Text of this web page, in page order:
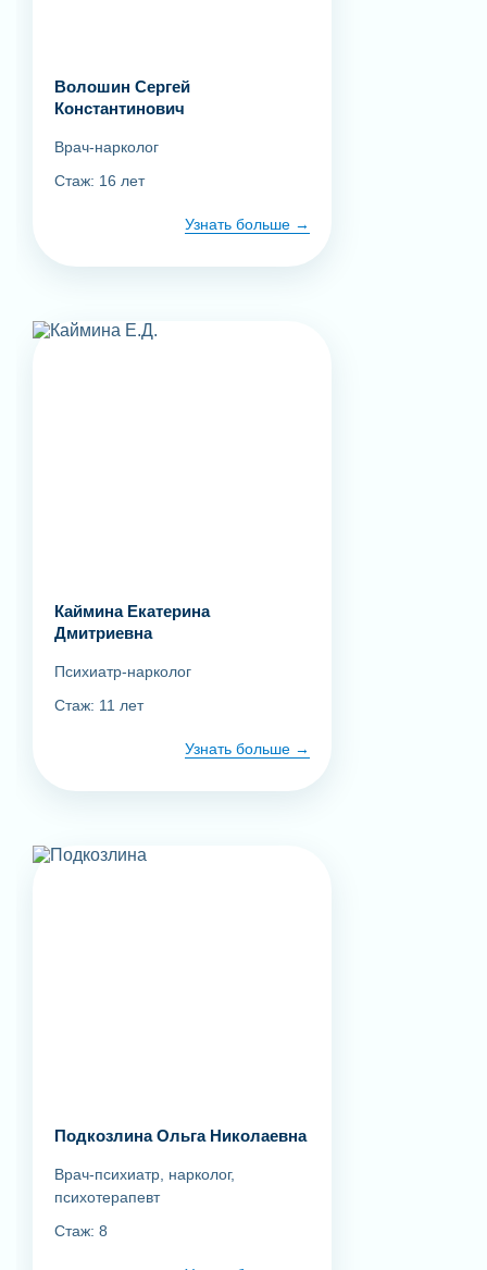
Волошин Сергей
Константинович
Врач-нарколог
Стаж: 16 лет
Узнать больше
Каймина Екатерина
Дмитриевна
Психиатр-нарколог
Стаж: 11 лет
Узнать больше
Подкозлина Ольга Николаевна
Врач-психиатр, нарколог,
психотерапевт
Стаж: 8